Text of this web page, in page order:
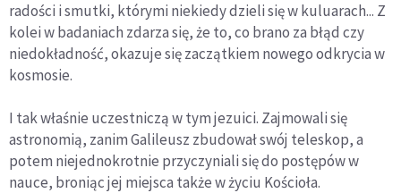
radości i smutki, którymi niekiedy dzieli się w kuluarach... Z
kolei w badaniach zdarza się, że to, co brano za błąd czy
niedokładność, okazuje się zaczątkiem nowego odkrycia w
kosmosie.
I tak właśnie uczestniczą w tym jezuici. Zajmowali się
astronomią, zanim Galileusz zbudował swój teleskop, a
potem niejednokrotnie przyczyniali się do postępów w
nauce, broniąc jej miejsca także w życiu Kościoła.